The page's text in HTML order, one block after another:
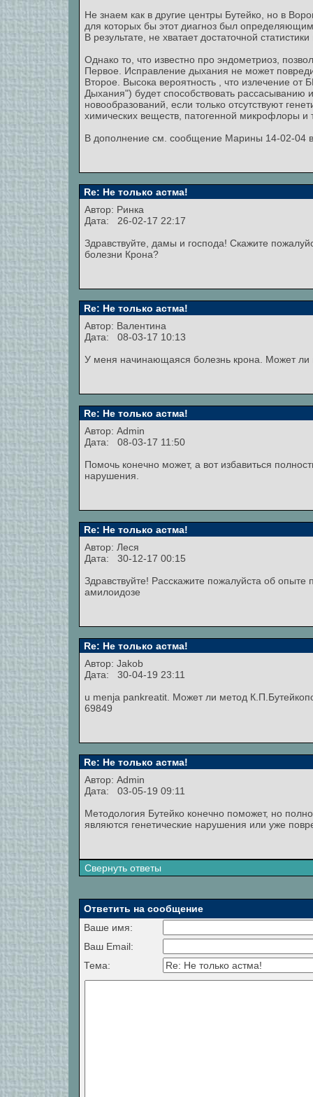
Не знаем как в другие центры Бутейко, но в
для которых бы этот диагноз был
В результате, не хватает достаточной
Однако то, что известно про эндометриоз,
Первое. Исправление дыхания не может
Второе. Высока вероятность , что излечение от
Дыхания") будет способствовать рассасыванию
новообразований, если только отсутствуют
химических веществ, патогенной микрофлоры и
В дополнение см. сообщение Марины 14-02-04
Re: Не только астма!
Автор: Ринка
Дата: 26-02-17 22:17
Здравствуйте, дамы и господа! Скажите
болезни Крона?
Re: Не только астма!
Автор: Валентина
Дата: 08-03-17 10:13
У меня начинающаяся болезнь крона. Может ли
Re: Не только астма!
Автор: Admin
Дата: 08-03-17 11:50
Помочь конечно может, а вот избавиться
нарушения.
Re: Не только астма!
Автор: Леся
Дата: 30-12-17 00:15
Здравствуйте! Расскажите пожалуйста об
амилоидозе
Re: Не только астма!
Автор: Jakob
Дата: 30-04-19 23:11
u menja pankreatit. Может ли метод
69849
Re: Не только астма!
Автор: Admin
Дата: 03-05-19 09:11
Методология Бутейко конечно поможет, но
являются генетические нарушения или уже
Свернуть ответы
Ответить на сообщение
Ваше имя:
Ваш Email:
Тема: